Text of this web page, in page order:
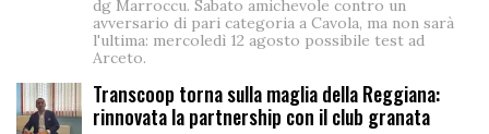
dg Marroccu. Sabato amichevole contro un
avversario di pari categoria a Cavola, ma non sarà
l'ultima: mercoledì 12 agosto possibile test ad
Arceto.
Transcoop torna sulla maglia della Reggiana:
rinnovata la partnership con il club granata